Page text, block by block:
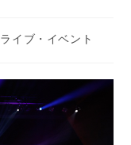
ライブ・イベント